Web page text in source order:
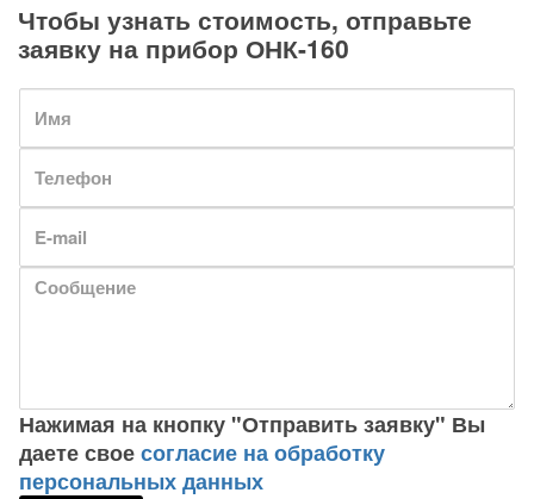
Чтобы узнать стоимость, отправьте
заявку на прибор ОНК-160
Нажимая на кнопку "Отправить заявку" Вы
даете своесогласие на обработку
персональных данных